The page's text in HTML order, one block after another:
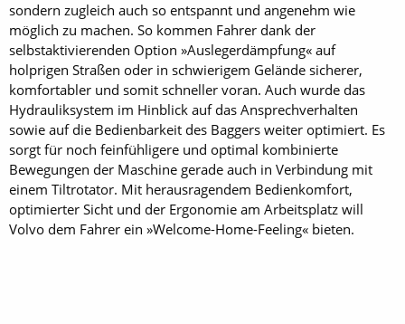
sondern zugleich auch so entspannt und angenehm wie
möglich zu machen. So kommen Fahrer dank der
selbstaktivierenden Option »Auslegerdämpfung« auf
holprigen Straßen oder in schwierigem Gelände sicherer,
komfortabler und somit schneller voran. Auch wurde das
Hydrauliksystem im Hinblick auf das Ansprechverhalten
sowie auf die Bedienbarkeit des Baggers weiter optimiert. Es
sorgt für noch feinfühligere und optimal kombinierte
Bewegungen der Maschine gerade auch in Verbindung mit
einem Tiltrotator. Mit herausragendem Bedienkomfort,
optimierter Sicht und der Ergonomie am Arbeitsplatz will
Volvo dem Fahrer ein »Welcome-Home-Feeling« bieten.